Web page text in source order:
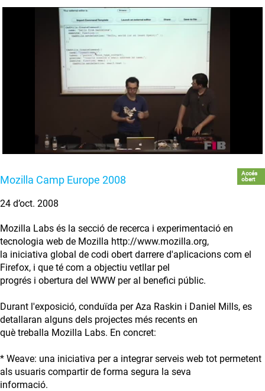
Mozilla Camp Europe 2008
Accés
obert
24 d’oct. 2008
Mozilla Labs és la secció de recerca i experimentació en
tecnologia web de Mozilla http://www.mozilla.org,
la iniciativa global de codi obert darrere d'aplicacions com el
Firefox, i que té com a objectiu vetllar pel
progrés i obertura del WWW per al benefici públic.
Durant l'exposició, conduïda per Aza Raskin i Daniel Mills, es
detallaran alguns dels projectes més recents en
què treballa Mozilla Labs. En concret:
* Weave: una iniciativa per a integrar serveis web tot permetent
als usuaris compartir de forma segura la seva
informació.